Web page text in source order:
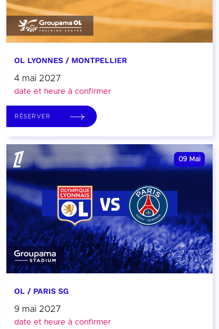
OL LYONNES / MONTPELLIER
4 mai 2027
date et heure à confirmer
RÉSERVER
09 Mai
OL / PARIS SG
9 mai 2027
date et heure à confirmer